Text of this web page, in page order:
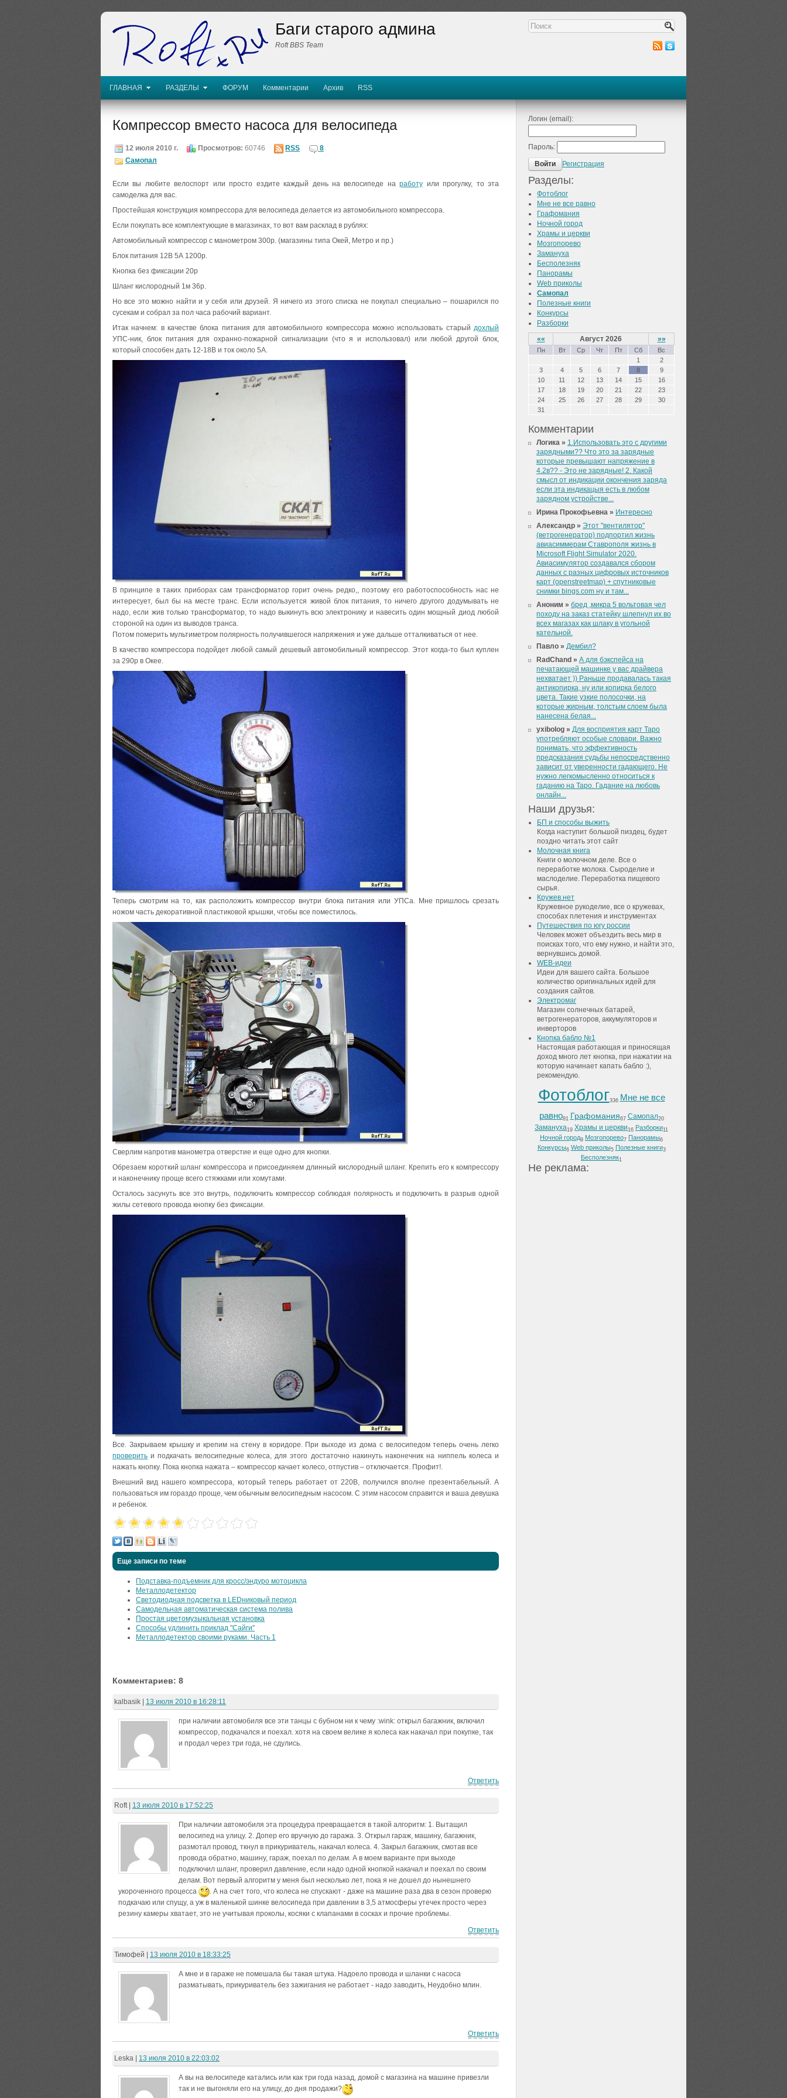
Баги старого админа
Roft BBS Team
ГЛАВНАЯ РАЗДЕЛЫ ФОРУМ Комментарии Архив RSS
Компрессор вместо насоса для велосипеда
12 июля 2010 г. Просмотров: 60746 RSS
8
Самопал
Если вы любите велоспорт или просто ездите каждый день на велосипеде наработу или прогулку, то эта
самоделка для вас.
Простейшая конструкция компрессора для велосипеда делается из автомобильного компрессора.
Если покупать все комплектующие в магазинах, то вот вам расклад в рублях:
Автомобильный компрессор с манометром 300р. (магазины типа Окей, Метро и пр.)
Блок питания 12В 5А 1200р.
Кнопка без фиксации 20р
Шланг кислородный 1м 36р.
Но все это можно найти и у себя или друзей. Я ничего из этого списка не покупал специально – пошарился по
сусекам и собрал за пол часа рабочий вариант.
Итак начнем: в качестве блока питания для автомобильного компрессора можно использовать старый дохлый
УПС-ник, блок питания для охранно-пожарной сигнализации (что я и использовал) или любой другой блок,
который способен дать 12-18В и ток около 5А.
В принципе в таких приборах сам трансформатор горит очень редко,, поэтому его работоспособность нас не
интересует, был бы на месте транс. Если используется живой блок питания, то ничего другого додумывать не
надо, если жив только трансформатор, то надо выкинуть всю электронику и навесить один мощный диод любой
стороной на один из выводов транса.
Потом померить мультиметром полярность получившегося напряжения и уже дальше отталкиваться от нее.
В качество компрессора подойдет любой самый дешевый автомобильный компрессор. Этот когда-то был куплен
за 290р в Окее.
Теперь смотрим на то, как расположить компрессор внутри блока питания или УПСа. Мне пришлось срезать
ножом часть декоративной пластиковой крышки, чтобы все поместилось.
Сверлим напротив манометра отверстие и еще одно для кнопки.
Обрезаем короткий шланг компрессора и присоединяем длинный кислородный шланг. Крепить его к компрессору
и наконечнику проще всего стяжками или хомутами.
Осталось засунуть все это внутрь, подключить компрессор соблюдая полярность и подключить в разрыв одной
жилы сетевого провода кнопку без фиксации.
Все. Закрываем крышку и крепим на стену в коридоре. При выходе из дома с велосипедом теперь очень легко
проверить и подкачать велосипедные колеса, для этого достаточно накинуть наконечник на ниппель колеса и
нажать кнопку. Пока кнопка нажата – компрессор качает колесо, отпустив – отключается. Профит!.
Внешний вид нашего компрессора, который теперь работает от 220В, получился вполне презентабельный. А
пользоваться им гораздо проще, чем обычным велосипедным насосом. С этим насосом справится и ваша девушка
и ребенок.
Еще записи по теме
Подставка-подъемник для кросс/эндуро мотоцикла
Металлодетектор
Светодиодная подсветка в LEDниковый период
Самодельная автоматическая система полива
Простая цветомузыкальная установка
Способы удлинить приклад "Сайги"
Металлодетектор своими руками. Часть 1
Комментариев: 8
kalbasik 13 июля 2010 в 16:28:11
при наличии автомобиля все эти танцы с бубном ни к чему :wink: открыл багажник, включил
компрессор, подкачался и поехал. хотя на своем велике я колеса как накачал при покупке, так
и продал через три года, не сдулись.
Ответить
Roft| 13 июля 2010 в 17:52:25
При наличии автомобиля эта процедура превращается в такой алгоритм: 1. Вытащил
велосипед на улицу. 2. Допер его вручную до гаража. 3. Открыл гараж, машину, багажник,
размотал провод, ткнул в прикуриватель, накачал колеса. 4. Закрыл багажник, смотав все
провода обратно, машину, гараж, поехал по делам. А в моем варианте при выходе
подключил шланг, проверил давление, если надо одной кнопкой накачал и поехал по своим
делам. Вот первый алгоритм у меня был несколько лет, пока я не дошел до нынешнего
укороченного процесса
. А на счет того, что колеса не спускают - даже на машине раза два в сезон проверю
подкачаю или спущу, а уж в маленькой шинке велосипеда при давлении в 3,5 атмосферы утечек просто через
резину камеры хватает, это не учитывая проколы, косяки с клапанами в сосках и прочие проблемы.
Ответить
Тимофей 13 июля 2010 в 18:33:25
А мне и в гараже не помешала бы такая штука. Надоело провода и шланки с насоса
разматывать, прикуриватель без зажигания не работает - надо заводить, Неудобно млин.
Ответить
Leska 13 июля 2010 в 22:03:02
А вы на велосипеде катались или как три года назад, домой с магазина на машине привезли
так и не выгоняли его на улицу, до дня продажи?
Логин (email):
Пароль:
Войти Регистрация
Разделы:
Фотоблог
Мне не все равно
Графомания
Ночной город
Храмы и церкви
Мозгопорево
Замануха
Бесполезняк
Панорамы
Web приколы
Самопал
Полезные книги
Конкурсы
Разборки
««
Август 2026 »»
Пн Вт Ср Чт Пт Сб
Вс
1
2
3
4 5 6 7 8
9
10
11 12 13 14 15
16
17
18 19 20 21 22
23
24
25 26 27 28 29
30
31
Комментарии
Логика » 1.Использовать это с другими
зарядными?? Что это за зарядные
которые превышают напряжение в
4.2в?? - Это не зарядные! 2. Какой
смысл от индикации окончения заряда
если эта индикацыя есть в любом
зарядном устройстве...
Ирина Прокофьевна » Интересно
Александр » Этот "вентилятор"
(ветрогенератор) подпортил жизнь
авиасиммерам Ставрополя жизнь в
Microsoft Flight Simulator 2020.
Авиасимулятор создавался сбором
данных с разных цифровых источников
карт (openstreetmap) + спутниковые
снимки bings.com ну и там...
Аноним » бред ,микра 5 вольтовая чел
походу на заказ статейку шлепнул их во
всех магазах как шлаку в угольной
кательной.
Павло » Дембил?
RadChand » А для бэкспейса на
печатающей машинке у вас драйвера
нехватает )) Раньше продавалась такая
антикопирка, ну или копирка белого
цвета. Такие узкие полосочки, на
которые жирным, толстым слоем была
нанесена белая...
yxibolog » Для восприятия карт Таро
употребляют особые словари. Важно
понимать, что эффективность
предсказания судьбы непосредственно
зависит от уверенности гадающего. Не
нужно легкомысленно относиться к
гаданию на Таро. Гадание на любовь
онлайн...
Наши друзья:
БП и способы выжить
Когда наступит большой пиздец, будет
поздно читать этот сайт
Молочная книга
Книги о молочном деле. Все о
переработке молока. Сыроделие и
маслоделие. Переработка пищевого
сырья.
Кружев.нет
Кружевное рукоделие, все о кружевах,
способах плетения и инструментах
Путешествия по югу россии
Человек может объездить весь мир в
поисках того, что ему нужно, и найти это,
вернувшись домой.
WEB-идеи
Идеи для вашего сайта. Большое
количество оригинальных идей для
создания сайтов.
Электромаг
Магазин солнечных батарей,
ветрогенераторов, аккумуляторов и
инверторов
Кнопка бабло №1
Настоящая работающая и приносящая
доход много лет кнопка, при нажатии на
которую начинает капать бабло :),
рекомендую.
Фотоблог336 Мне не все
равно81 Графомания67 Самопал20
Замануха 19 Храмы и церкви 16 Разборки11
Ночной город9 Мозгопорево7 Панорамы6
Конкурсы6 Web приколы5 Полезные книги3
Бесполезняк1
He peклaмa: